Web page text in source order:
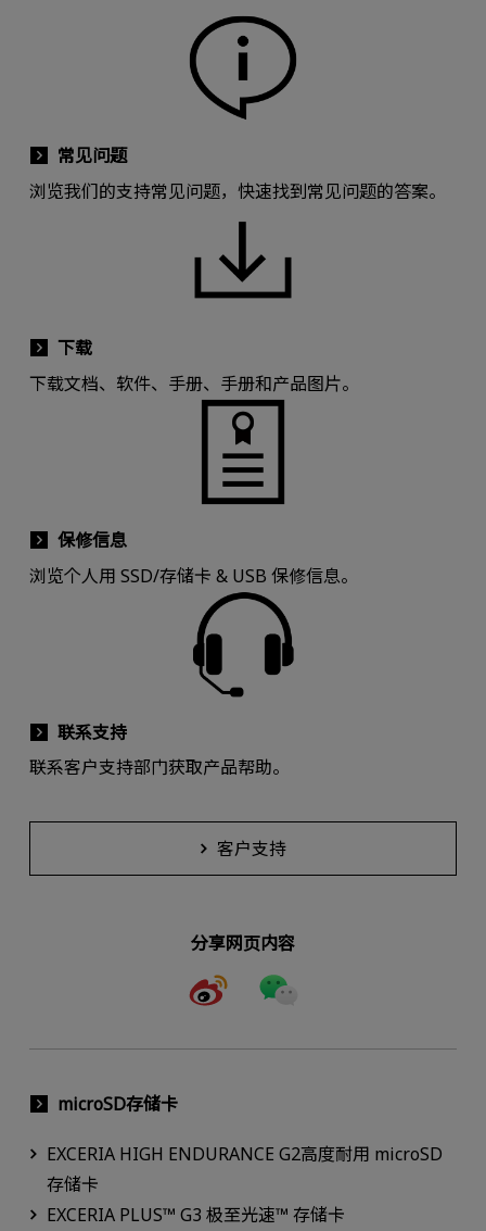
常见问题
浏览我们的支持常见问题，快速找到常见问题的答案。
下载
下载文档、软件、手册、手册和产品图片。
保修信息
浏览个人用 SSD/存储卡 & USB 保修信息。
联系支持
联系客户支持部门获取产品帮助。
客户支持
分享网页内容
microSD存储卡
EXCERIA HIGH ENDURANCE G2高度耐用 microSD
存储卡
EXCERIA PLUS™ G3 极至光速™ 存储卡